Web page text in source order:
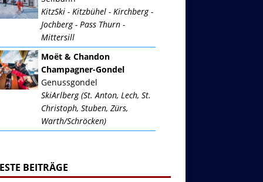
KitzSki - Kitzbühel - Kirchberg -
Jochberg - Pass Thurn -
Mittersill
Moët & Chandon
Champagner-Gondel
Genussgondel
SkiArlberg (St. Anton, Lech, St.
Christoph, Stuben, Zürs,
Warth/Schröcken)
BEITRÄGE